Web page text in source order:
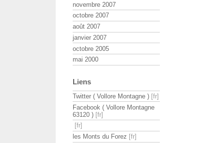
novembre 2007
octobre 2007
août 2007
janvier 2007
octobre 2005
mai 2000
Liens
Twitter ( Vollore Montagne )
Facebook ( Vollore Montagne
63120 )
les Monts du Forez